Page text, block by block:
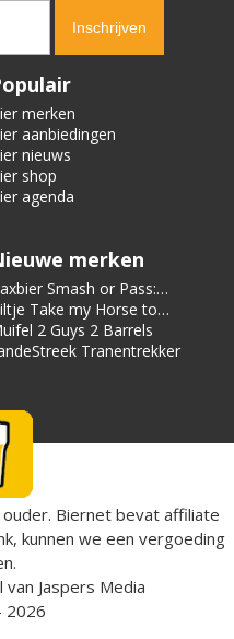
merken
aanbiedingen
nieuws
shop
agenda
merken
Smash or Pass:
Take my Horse to
Hotel Room
2 Guys 2 Barrels
Tranentrekker
Biernet bevat affiliate
kunnen we een vergoeding
van Jaspers Media
2026